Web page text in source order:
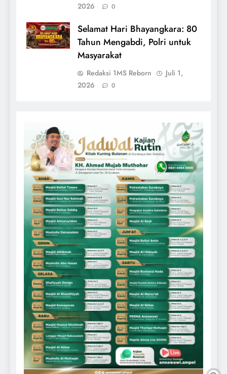
2026
0
Selamat Hari Bhayangkara: 80
Tahun Mengabdi, Polri untuk
Masyarakat
Redaksi 1MS Reborn
Juli 1,
2026
0